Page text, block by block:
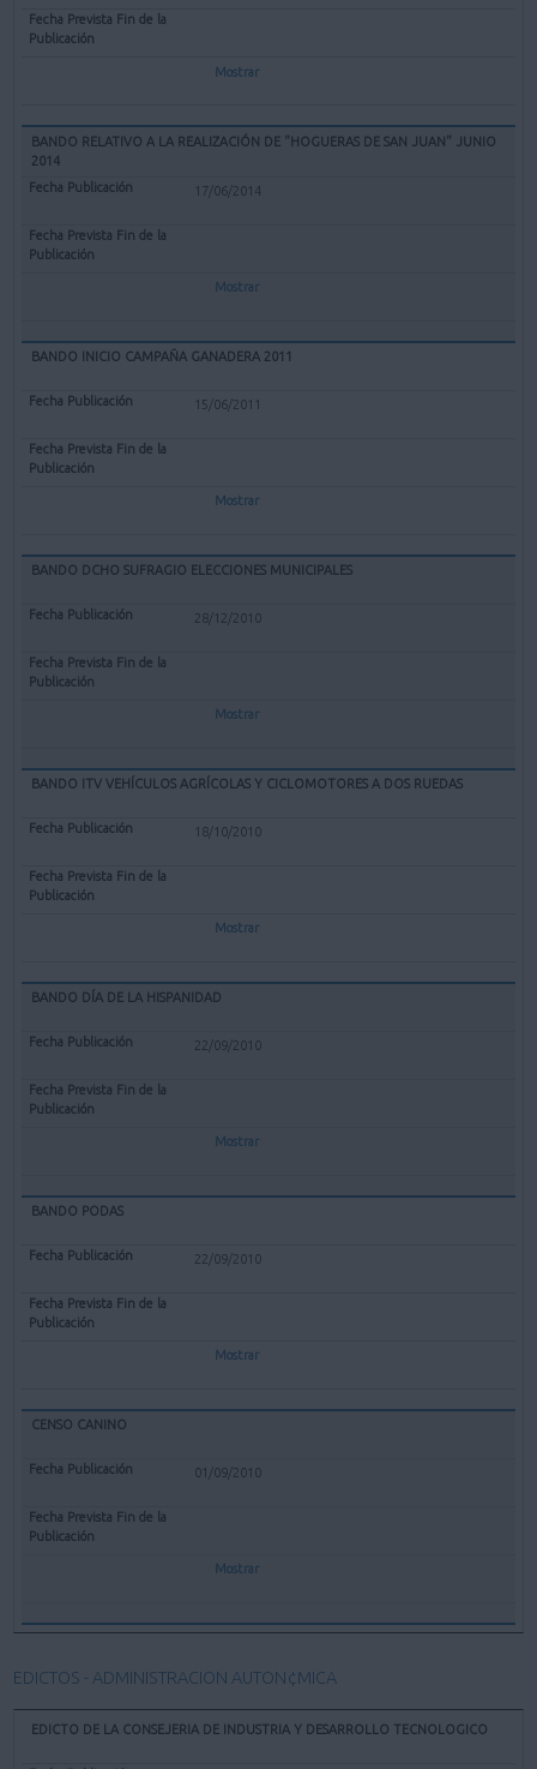
Mostrar
BANDO RELATIVO A LA REALIZACIÓN DE "HOGUERAS DE SAN JUAN" JUNIO
2014
17/06/2014
Mostrar
BANDO INICIO CAMPAÑA GANADERA 2011
15/06/2011
Mostrar
BANDO DCHO SUFRAGIO ELECCIONES MUNICIPALES
28/12/2010
Mostrar
BANDO ITV VEHÍCULOS AGRÍCOLAS Y CICLOMOTORES A DOS RUEDAS
18/10/2010
Mostrar
BANDO DÍA DE LA HISPANIDAD
22/09/2010
Mostrar
BANDO PODAS
22/09/2010
Mostrar
CENSO CANINO
01/09/2010
Mostrar
EDICTOS - ADMINISTRACION AUTON¢MICA
EDICTO DE LA CONSEJERIA DE INDUSTRIA Y DESARROLLO TECNOLOGICO